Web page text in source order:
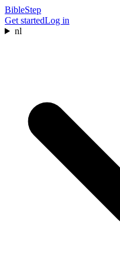
BibleStep
Get startedLog in
nl